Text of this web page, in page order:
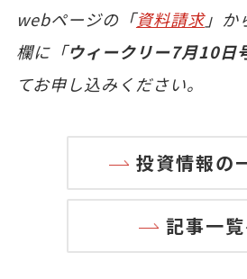
webページの「資料請求」か
欄に「ウィークリー7月10日
てお申し込みください。
投資情報の
記事一